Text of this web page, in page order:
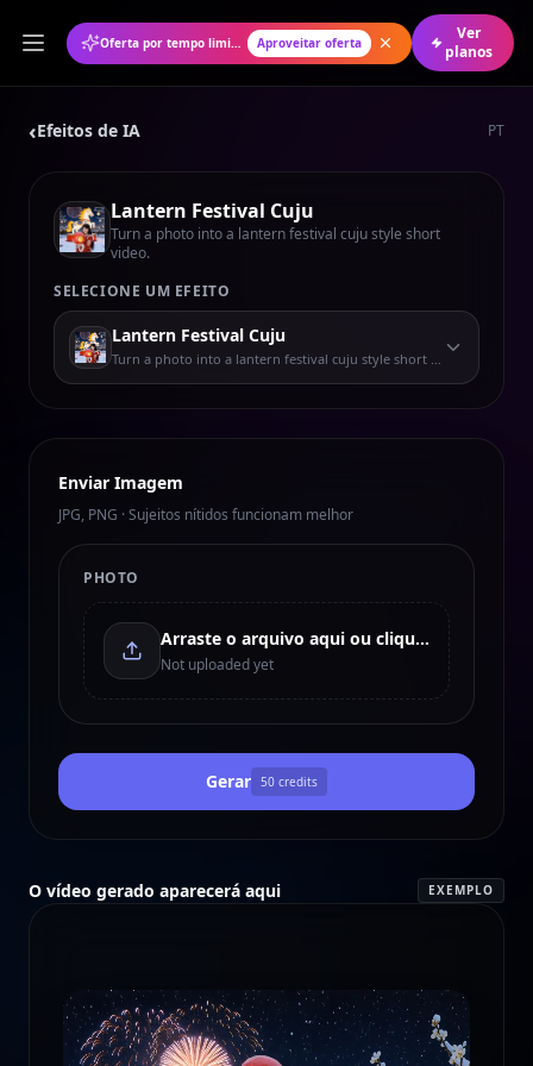
Oferta por tempo limitado: 50% de desconto no plano anual Aproveitar oferta
Ver
planos
‹Efeitos de IA PT
Lantern Festival Cuju
Turn a photo into a lantern festival cuju style short
video.
SELECIONE UM EFEITO
Lantern Festival Cuju
Turn a photo into a lantern festival cuju style short video.
Enviar Imagem
JPG, PNG · Sujeitos nítidos funcionam melhor
PHOTO
Arraste o arquivo aqui ou clique para enviar
Not uploaded yet
Gerar 50 credits
O vídeo gerado aparecerá aqui EXEMPLO